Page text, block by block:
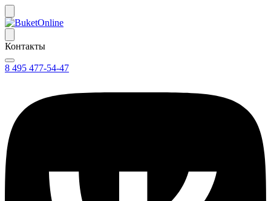
Контакты
8 495 477-54-47